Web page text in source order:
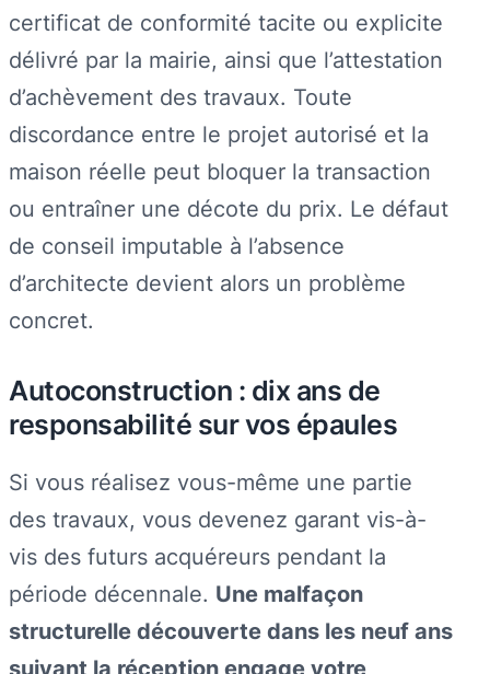
certificat de conformité tacite ou explicite
délivré par la mairie, ainsi que l’attestation
d’achèvement des travaux. Toute
discordance entre le projet autorisé et la
maison réelle peut bloquer la transaction
ou entraîner une décote du prix. Le défaut
de conseil imputable à l’absence
d’architecte devient alors un problème
concret.
Autoconstruction : dix ans de
responsabilité sur vos épaules
Si vous réalisez vous-même une partie
des travaux, vous devenez garant vis-à-
vis des futurs acquéreurs pendant la
période décennale. Une malfaçon
structurelle découverte dans les neuf ans
suivant la réception engage votre